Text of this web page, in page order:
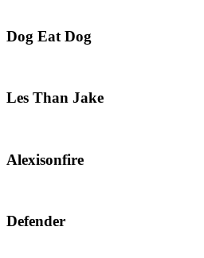
Dog Eat Dog
Les Than Jake
Alexisonfire
Defender